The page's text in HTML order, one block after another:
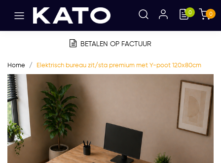
0 0
BETALEN OP FACTUUR
Home Elektrisch bureau zit/sta premium met Y-poot 120x80cm